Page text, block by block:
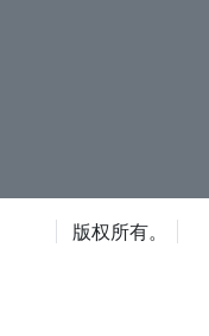
版权所有。